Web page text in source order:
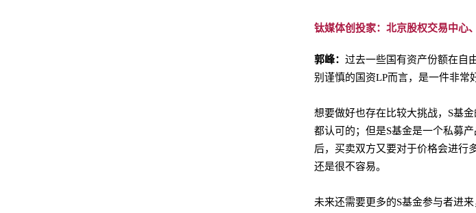
钛媒体创投家：北京股权交易中心
郭峰： 过去一些国有资产份额在自
别谨慎的国资LP而言，是一件非常
想要做好也存在比较大挑战，S基
都认可的；但是S基金是一个私募
后，买卖双方又要对于价格会进行
还是很不容易。
未来还需要更多的S基金参与者进